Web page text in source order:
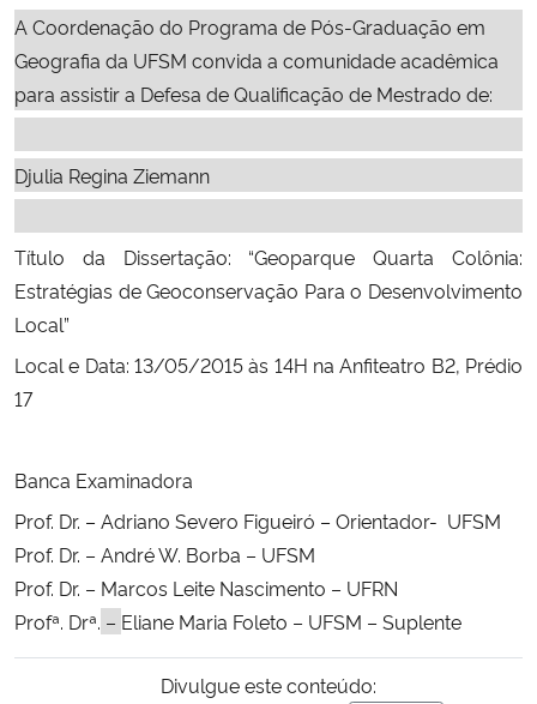
Ministério da Cidadania
Ministério da Saúde
Ministério de Minas e Energia
Ministério do Turismo
Ministério do Desenvolvimento Regional
Ministério da Mulher, da Família e dos Direitos Humanos
Secretaria-Geral
Secretaria de Governo
A Coordenação do Programa de Pós-Graduação em
Geografia da UFSM convida a comunidade acadêmica
para assistir a Defesa de Qualificação de Mestrado de:
Djulia Regina Ziemann
Título da Dissertação: “Geoparque Quarta Colônia:
Estratégias de Geoconservação Para o Desenvolvimento
Local”
Local e Data: 13/05/2015 às 14H na Anfiteatro B2, Prédio
17
Banca Examinadora
Prof. Dr. – Adriano Severo Figueiró – Orientador- UFSM
Prof. Dr. – André W. Borba – UFSM
Prof. Dr. – Marcos Leite Nascimento – UFRN
Profª. Drª. – Eliane Maria Foleto – UFSM – Suplente
Divulgue este conteúdo: